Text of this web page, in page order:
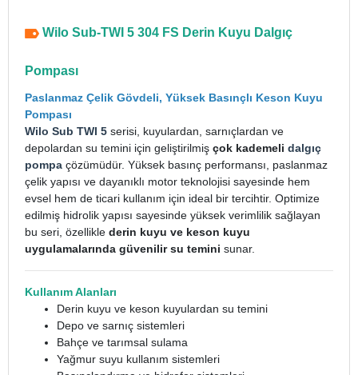
Wilo Sub-TWI 5 304 FS Derin Kuyu Dalgıç
Pompası
Paslanmaz Çelik Gövdeli, Yüksek Basınçlı Keson Kuyu
Pompası
Wilo Sub TWI 5 serisi, kuyulardan, sarnıçlardan ve
depolardan su temini için geliştirilmiş çok kademeli dalgıç
pompa çözümüdür. Yüksek basınç performansı, paslanmaz
çelik yapısı ve dayanıklı motor teknolojisi sayesinde hem
evsel hem de ticari kullanım için ideal bir tercihtir. Optimize
edilmiş hidrolik yapısı sayesinde yüksek verimlilik sağlayan
bu seri, özellikle derin kuyu ve keson kuyu
uygulamalarında güvenilir su temini sunar.
Kullanım Alanları
Derin kuyu ve keson kuyulardan su temini
Depo ve sarnıç sistemleri
Bahçe ve tarımsal sulama
Yağmur suyu kullanım sistemleri